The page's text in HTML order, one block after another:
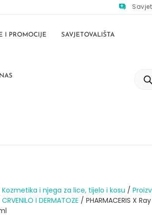
I PROMOCIJE SAVJETOVALIŠTA
Kozmetika i njega za lice, tijelo i kosu /
CRVENILO I DERMATOZE / PHARMACERIS X